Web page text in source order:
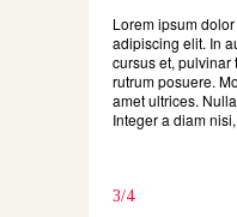
Lorem ipsum
adipiscing elit. In
cursus et,
rutrum posuere.
amet ultrices.
Integer a diam
3/4